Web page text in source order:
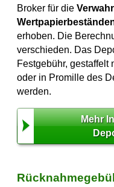
Broker für die
erhoben. Die
verschieden. Das
Festgebühr, gestaffelt
oder in Promille des
werden.
Mehr